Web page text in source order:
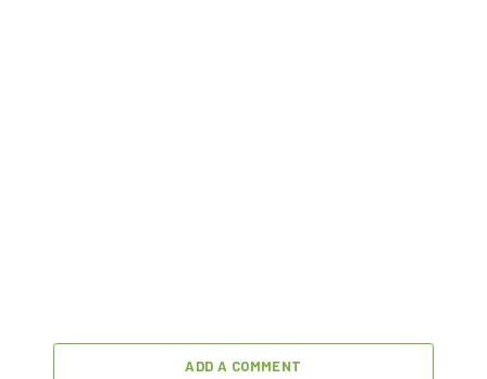
ADD A COMMENT